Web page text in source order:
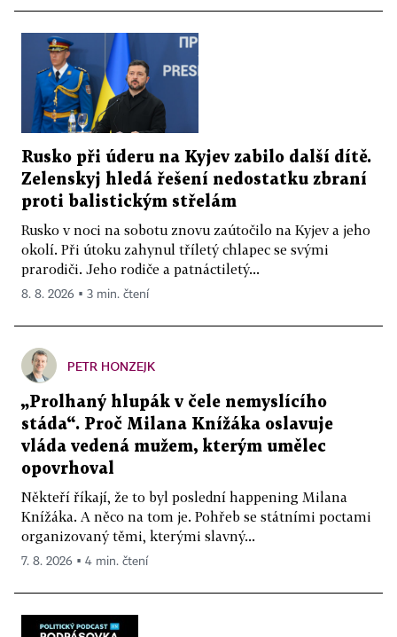
Rusko při úderu na Kyjev zabilo další dítě.
Zelenskyj hledá řešení nedostatku zbraní
proti balistickým střelám
Rusko v noci na sobotu znovu zaútočilo na Kyjev a jeho
okolí. Při útoku zahynul tříletý chlapec se svými
prarodiči. Jeho rodiče a patnáctiletý...
8. 8. 2026 ▪ 3 min. čtení
PETR HONZEJK
„Prolhaný hlupák v čele nemyslícího
stáda“. Proč Milana Knížáka oslavuje
vláda vedená mužem, kterým umělec
opovrhoval
Někteří říkají, že to byl poslední happening Milana
Knížáka. A něco na tom je. Pohřeb se státními poctami
organizovaný těmi, kterými slavný...
7. 8. 2026 ▪ 4 min. čtení